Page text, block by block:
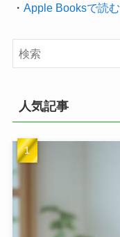
・ Apple Booksで読む
人気記事